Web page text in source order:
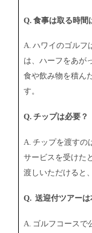
Q. 食事は取る時間
A. ハワイのゴルフ
は、ハーフをあが
食や飲み物を積ん
す。
Q. チップは必要？
A. チップを渡すの
サービスを受けた
渡しいただけると
Q. 送迎付ツアーは
A. ゴルフコースで